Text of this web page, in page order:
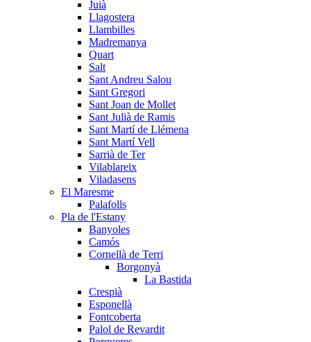
Juià
Llagostera
Llambilles
Madremanya
Quart
Salt
Sant Andreu Salou
Sant Gregori
Sant Joan de Mollet
Sant Julià de Ramis
Sant Martí de Llémena
Sant Martí Vell
Sarrià de Ter
Vilablareix
Viladasens
El Maresme
Palafolls
Pla de l'Estany
Banyoles
Camós
Cornellà de Terri
Borgonyà
La Bastida
Crespià
Esponellà
Fontcoberta
Palol de Revardit